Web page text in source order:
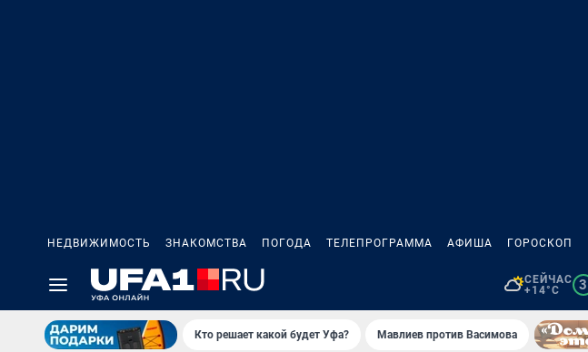
НЕДВИЖИМОСТЬ ЗНАКОМСТВА ПОГОДА ТЕЛЕПРОГРАММА АФИША ГОРОСКОП
СЕЙЧАС
+14°C
3
Кто решает какой будет Уфа? Мавлиев против Васимова